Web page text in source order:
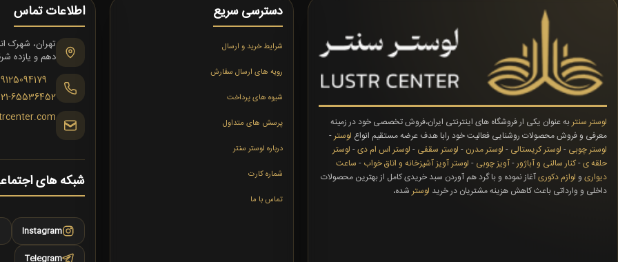
لوستر سنتربه عنوان یکی ار فروشگاه های اینترنتی ایران،فروش تخصصی خود در زمینه
معرفی و فروش محصولات روشنایی فعالیت خود رابا هدف عرضه مستقیم انواع لوستر-
لوستر چوبی - لوستر کریستالی - لوستر مدرن - لوستر سقفی - لوستر اس ام دی- لوستر
حلقه ی-کنار سالنی و آباژور-آویز چوبی - لوستر آویز آشپزخانه و اتاق خواب - ساعت
دیواری و لوازم دکوریآغاز نموده و با گرد هم آوردن سبد خریدی کامل از بهترین محصولات
داخلی و وارداتی باعث کاهش هزینه مشتریان در خرید لوسترشده،
دسترسی سریع
شرایط خرید و ارسال
رویه های ارسال سفارش
شیوه های پرداخت
پرسش های متداول
درباره لوستر سنتر
شماره کارت
تماس با ما
اطلاعات تماس
دهم و یازده
65536452
شبکه های
Instagram
Telegram